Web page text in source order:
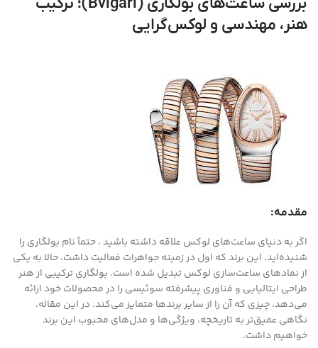
هنر، مهندسی و لوکس‌گرایی
مقدمه:
اگر به دنیای ساعت‌های لوکس علاقه‌ داشته باشید ، حتماً نام بولگاری را
شنیده‌اید. این برند که اول در زمینه جواهرات فعالیت داشت، حالا به یکی
از نمادهای ساعت‌سازی لوکس تبدیل شده است. بولگاری ترکیبی از هنر
طراحی ایتالیایی و فناوری پیشرفته سوئیسی را در محصولات خود ارائه
می‌دهد، چیزی که آن را از سایر برندها متمایز می‌کند. در این مقاله،
نگاهی عمیق‌تر به تاریخچه، ویژگی‌ها و مدل‌های محبوب این برند
خواهیم داشت.